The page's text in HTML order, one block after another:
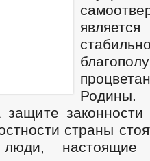
законности
страны
люди, настоящие